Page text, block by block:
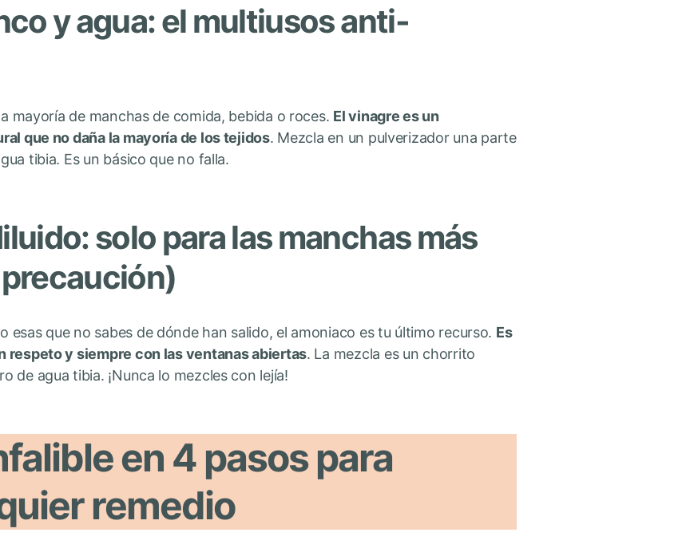
y agua: el multiusos anti-
mayoría de manchas de comida, bebida o roces. El vinagre es un
que no daña la mayoría de los tejidos. Mezcla en un pulverizador una parte
tibia. Es un básico que no falla.
solo para las manchas más
esas que no sabes de dónde han salido, el amoniaco es tu último recurso. Es
respeto y siempre con las ventanas abiertas. La mezcla es un chorrito
de agua tibia. ¡Nunca lo mezcles con lejía!
en 4 pasos para
remedio